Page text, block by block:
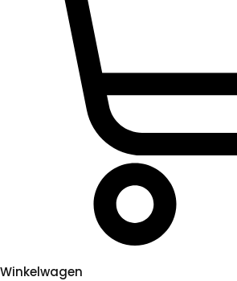
Winkelwagen